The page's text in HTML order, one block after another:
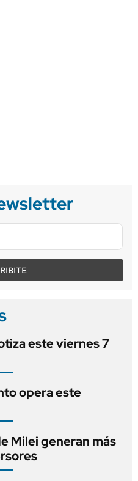
este viernes 7
opera este
Milei generan más